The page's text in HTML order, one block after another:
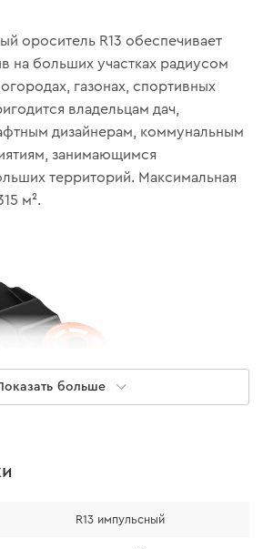
ороситель R13 обеспечивает
на больших участках радиусом
газонах, спортивных
владельцам дач,
дизайнерам, коммунальным
занимающимся
территорий. Максимальная
м².
больше
R13 импульсный